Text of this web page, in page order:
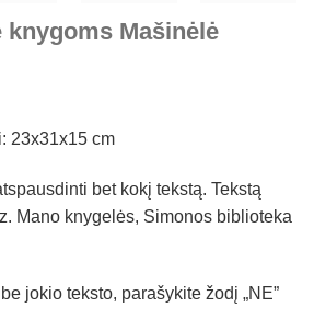
knygoms Mašinėlė
23x31x15 cm
bet kokį tekstą. Tekstą
Mano knygelės, Simonos biblioteka
jokio teksto, parašykite žodį „NE”